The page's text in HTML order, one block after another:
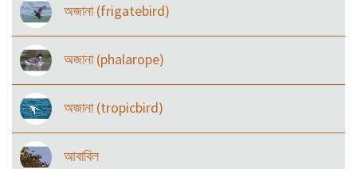
অজানা (frigatebird)
অজানা (phalarope)
অজানা (tropicbird)
আবাবিল